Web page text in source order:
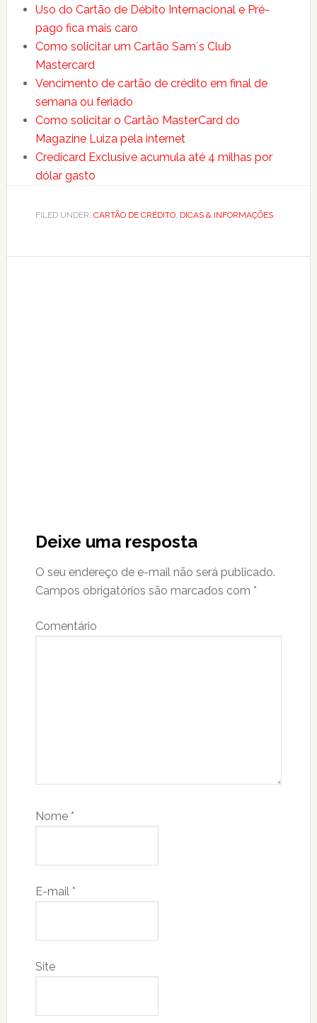
Uso do Cartão de Débito Internacional e Pré-
pago fica mais caro
Como solicitar um Cartão Sam´s Club
Mastercard
Vencimento de cartão de crédito em final de
semana ou feriado
Como solicitar o Cartão MasterCard do
Magazine Luiza pela internet
Credicard Exclusive acumula até 4 milhas por
dólar gasto
FILED UNDER: CARTÃO DE CRÉDITO, DICAS & INFORMAÇÕES
Interactions
Deixe uma resposta
O seu endereço de e-mail não será publicado.
Campos obrigatórios são marcados com *
Comentário
Nome *
E-mail *
Site